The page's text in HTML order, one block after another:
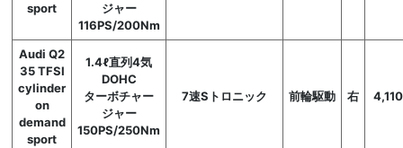
sport
ジャー
116PS/200Nm
Audi Q2
35 TFSI
cylinder
on
demand
sport
1.4ℓ直列4気
DOHC
ターボチャー
ジャー
150PS/250Nm
7速Sトロニック 前輪駆動 右